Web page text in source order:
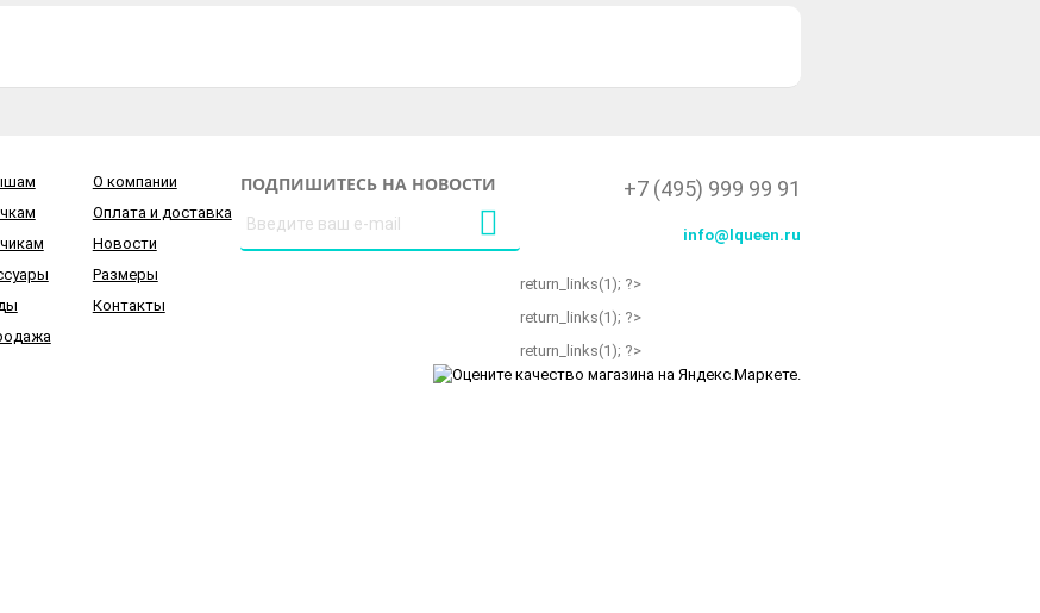
О компании
Оплата и доставка
Новости
Размеры
Контакты
ПОДПИШИТЕСЬ НА НОВОСТИ +7 (495) 999 99 91
info@lqueen.ru
return_links(1); ?>
return_links(1); ?>
return_links(1); ?>